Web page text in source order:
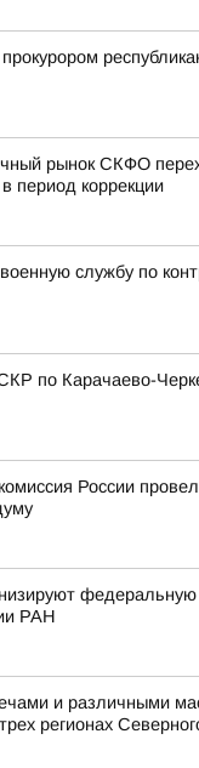
рынок СКФО
период коррекции
службу по
по Карачаево-
России
федеральную
РАН
и различными
регионах